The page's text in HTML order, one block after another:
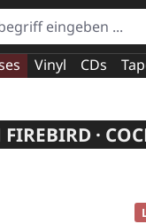
Vinyl CDs
FIREBIRD ·